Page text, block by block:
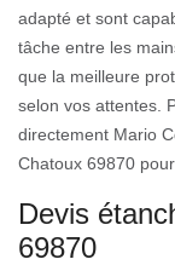
adapté et sont
tâche entre les
que la meilleure
selon vos attentes.
directement Mario
Chatoux 69870
Devis
69870